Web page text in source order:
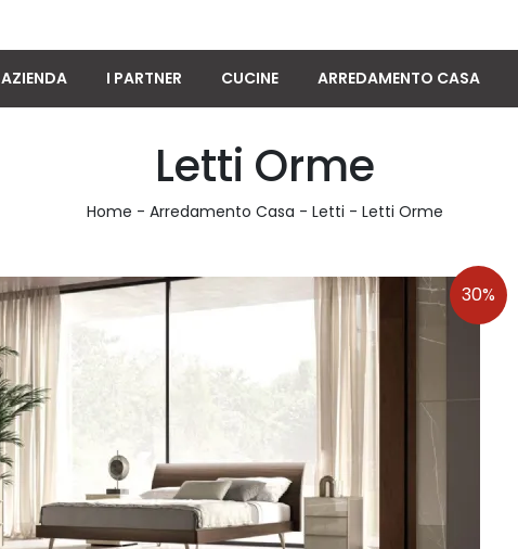
AZIENDA I PARTNER CUCINE ARREDAMENTO CASA
Letti Orme
Home - Arredamento Casa - Letti - Letti Orme
30%